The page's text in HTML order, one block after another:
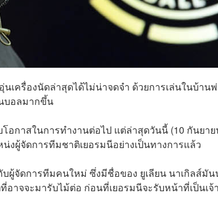
ครื่องนัดล่าสุดได้ไม่น่าจดจำ ด้วยการเล่นในบ้าน
บอลมากขึ้น
อกาสในการทำงานต่อไป แต่ล่าสุดวันนี้ (10 กันยา
งผู้จัดการทีมชาติเยอรมนีอย่างเป็นทางการแล้ว
ผู้จัดการทีมคนใหม่ ซึ่งมีชื่อของ ยูเลียน นาเกิลส์มั
าจจะมารับไม้ต่อ ก่อนที่เยอรมนีจะรับหน้าที่เป็นเจ้